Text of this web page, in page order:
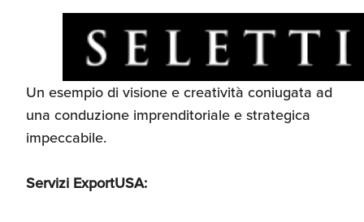
Un esempio di visione e creatività coniugata ad
una conduzione imprenditoriale e strategica
impeccabile.
Servizi ExportUSA: